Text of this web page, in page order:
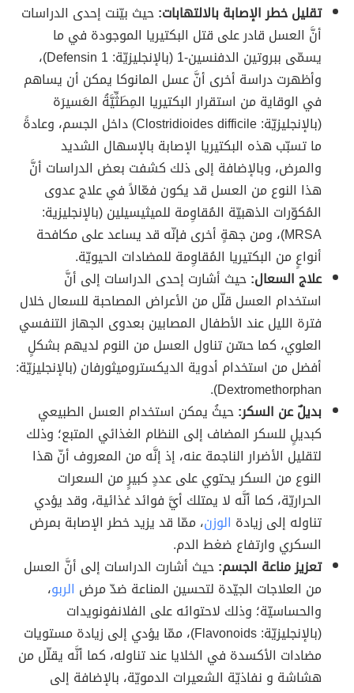
تقليل خطر الإصابة بالالتهابات:حيث بيّنت إحدى الدراسات
أنَّ العسل قادر على قتل البكتيريا الموجودة في ما
يسمّى ببروتين الدفنسين-1 (بالإنجليزيّة: Defensin 1)،
وأظهرت دراسة أخرى أنَّ عسل المانوكا يمكن أن يساهم
في الوقاية من استقرار البكتيريا المِطَثِّيَّةُ العَسيرَة
(بالإنجليزيّة: Clostridioides difficile) داخل الجسم، وعادةً
ما تسبّب هذه البكتيريا الإصابة بالإسهال الشديد
والمرض، وبالإضافة إلى ذلك كشفت بعض الدراسات أنَّ
هذا النوع من العسل قد يكون فعّالاً في علاج عدوى
المُكوّرات الذهبيّة المُقاوِمة للميثيسيلين (بالإنجليزية:
MRSA)، ومن جهةٍ أخرى فإنّه قد يساعد على مكافحة
أنواعٍ من البكتيريا المُقاوِمة للمضادات الحيويّة.
علاج السعال:حيث أشارت إحدى الدراسات إلى أنَّ
استخدام العسل قلّل من الأعراض المصاحبة للسعال خلال
فترة الليل عند الأطفال المصابين بعدوى الجهاز التنفسي
العلوي، كما حسّن تناول العسل من النوم لديهم بشكلٍ
أفضل من استخدام أدوية الديكستروميثورفان (بالإنجليزيّة:
Dextromethorphan).
بديلٌ عن السكر:حيثُ يمكن استخدام العسل الطبيعي
كبديلٍ للسكر المضاف إلى النظام الغذائي المتبع؛ وذلك
لتقليل الأضرار الناجمة عنه، إذ إنَّه من المعروف أنّ هذا
النوع من السكر يحتوي على عددٍ كبيرٍ من السعرات
الحراريّة، كما أنَّه لا يمتلك أيَّ فوائد غذائية، وقد يؤدي
تناوله إلى زيادة الوزن، ممّا قد يزيد خطر الإصابة بمرض
السكري وارتفاع ضغط الدم.
تعزيز مناعة الجسم:حيث أشارت الدراسات إلى أنَّ العسل
من العلاجات الجيّدة لتحسين المناعة ضدّ مرض الربو،
والحساسيّة؛ وذلك لاحتوائه على الفلانفونويدات
(بالإنجليزيّة: Flavonoids)، ممّا يؤدي إلى زيادة مستويات
مضادات الأكسدة في الخلايا عند تناوله، كما أنَّه يقلّل من
هشاشة و نفاذيّة الشعيرات الدمويّة، بالإضافة إلى